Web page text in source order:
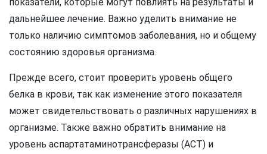
показатели, которые могут повлиять на результаты и
дальнейшее лечение. Важно уделить внимание не
только наличию симптомов заболевания, но и общему
состоянию здоровья организма.
Прежде всего, стоит проверить уровень общего
белка в крови, так как изменение этого показателя
может свидетельствовать о различных нарушениях в
организме. Также важно обратить внимание на
уровень аспартатаминотрансферазы (АСТ) и